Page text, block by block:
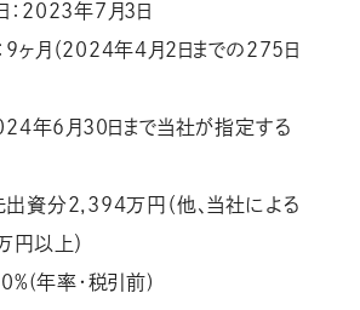
：2023年7月3日
9ヶ月（2024年4月2日までの275日
年6月30日まで当社が指定する
出資分2,394万円（他、当社による
以上）
年率・税引前)